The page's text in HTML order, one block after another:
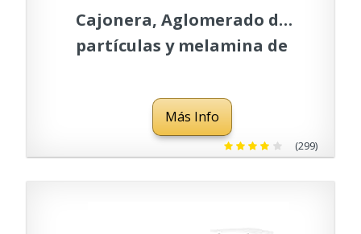
Cajonera, Aglomerado de
partículas y melamina de
Brillo, Blanco Brillo
Más Info
(299)